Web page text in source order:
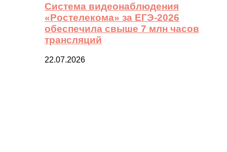
Система видеонаблюдения
«Ростелекома» за ЕГЭ-2026
обеспечила свыше 7 млн часов
трансляций
22.07.2026